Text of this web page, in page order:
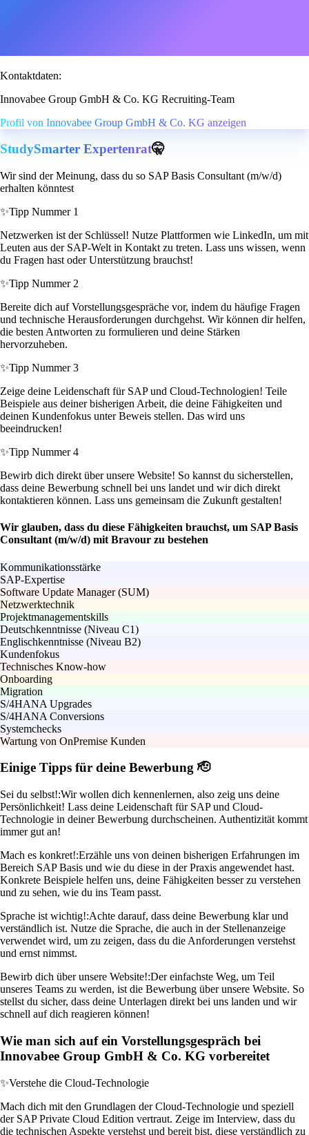
Kontaktdaten:
Innovabee Group GmbH & Co. KG Recruiting-Team
Profil von Innovabee Group GmbH & Co. KG anzeigen
StudySmarter Expertenrat🤫
Wir sind der Meinung, dass du so SAP Basis Consultant (m/w/d)
erhalten könntest
✨Tipp Nummer 1
Netzwerken ist der Schlüssel! Nutze Plattformen wie LinkedIn, um mit
Leuten aus der SAP-Welt in Kontakt zu treten. Lass uns wissen, wenn
du Fragen hast oder Unterstützung brauchst!
✨Tipp Nummer 2
Bereite dich auf Vorstellungsgespräche vor, indem du häufige Fragen
und technische Herausforderungen durchgehst. Wir können dir helfen,
die besten Antworten zu formulieren und deine Stärken
hervorzuheben.
✨Tipp Nummer 3
Zeige deine Leidenschaft für SAP und Cloud-Technologien! Teile
Beispiele aus deiner bisherigen Arbeit, die deine Fähigkeiten und
deinen Kundenfokus unter Beweis stellen. Das wird uns
beeindrucken!
✨Tipp Nummer 4
Bewirb dich direkt über unsere Website! So kannst du sicherstellen,
dass deine Bewerbung schnell bei uns landet und wir dich direkt
kontaktieren können. Lass uns gemeinsam die Zukunft gestalten!
Wir glauben, dass du diese Fähigkeiten brauchst, um SAP Basis
Consultant (m/w/d) mit Bravour zu bestehen
Kommunikationsstärke
SAP-Expertise
Software Update Manager (SUM)
Netzwerktechnik
Projektmanagementskills
Deutschkenntnisse (Niveau C1)
Englischkenntnisse (Niveau B2)
Kundenfokus
Technisches Know-how
Onboarding
Migration
S/4HANA Upgrades
S/4HANA Conversions
Systemchecks
Wartung von OnPremise Kunden
Einige Tipps für deine Bewerbung 🫡
Sei du selbst!:Wir wollen dich kennenlernen, also zeig uns deine
Persönlichkeit! Lass deine Leidenschaft für SAP und Cloud-
Technologie in deiner Bewerbung durchscheinen. Authentizität kommt
immer gut an!
Mach es konkret!:Erzähle uns von deinen bisherigen Erfahrungen im
Bereich SAP Basis und wie du diese in der Praxis angewendet hast.
Konkrete Beispiele helfen uns, deine Fähigkeiten besser zu verstehen
und zu sehen, wie du ins Team passt.
Sprache ist wichtig!:Achte darauf, dass deine Bewerbung klar und
verständlich ist. Nutze die Sprache, die auch in der Stellenanzeige
verwendet wird, um zu zeigen, dass du die Anforderungen verstehst
und ernst nimmst.
Bewirb dich über unsere Website!:Der einfachste Weg, um Teil
unseres Teams zu werden, ist die Bewerbung über unsere Website. So
stellst du sicher, dass deine Unterlagen direkt bei uns landen und wir
schnell auf dich reagieren können!
Wie man sich auf ein Vorstellungsgespräch bei
Innovabee Group GmbH & Co. KG vorbereitet
✨Verstehe die Cloud-Technologie
Mach dich mit den Grundlagen der Cloud-Technologie und speziell
der SAP Private Cloud Edition vertraut. Zeige im Interview, dass du
die technischen Aspekte verstehst und bereit bist, diese verständlich zu